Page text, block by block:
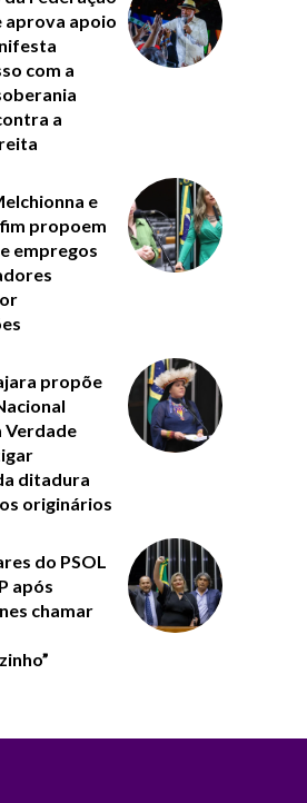
aprova apoio
com a
a
e
propoem
empregos
propõe
Verdade
ditadura
originários
do PSOL
após
chamar